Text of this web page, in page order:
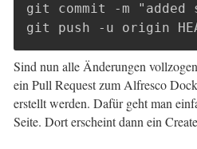
git commit -m
git push -u origin
Sind nun alle Änderungen
ein Pull Request zum Alfresco
erstellt werden. Dafür geht man
Seite. Dort erscheint dann ein